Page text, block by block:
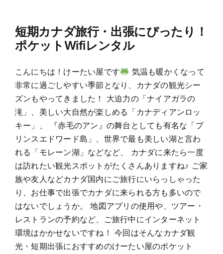
短期カナダ旅行・出張にぴったり！
ポケットWifiレンタル
こんにちは！けーたい屋です
気温も暖かくなって
非常に過ごしやすい季節となり、カナダの観光シー
ズンもやってきました！ 大迫力の「ナイアガラの
滝」、美しい大自然が楽しめる「カナディアンロッ
キー」、 『赤毛のアン』の舞台としても有名な「プ
リンスエドワード島」、世界で最も美しい湖と言わ
れる「モレーン湖」などなど、 カナダに来たら一度
は訪れたい観光スポットがたくさんありますね♪ ご家
族や友人などカナダ国内にご旅行にいらっしゃった
り、お仕事で出張でカナダに来られる方も多いので
はないでしょうか。 地図アプリの使用や、ツアー・
レストランの予約など、ご旅行中にインターネット
環境はかかせないですね！ 今回はそんなカナダ観
光・短期出張におすすめのけーたい屋のポケット